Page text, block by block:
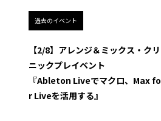
過去のイベント
【2/8】アレンジ＆ミックス・クリ
ニックプレイベント
『Ableton Liveでマクロ、Max fo
r Liveを活用する』